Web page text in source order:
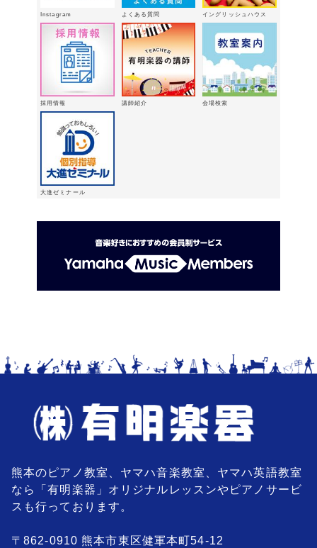
Instagram よくある質問 イングリッシュハウス
採用情報 講師紹介 会場検索
大進ゼミナール
熊本のピアノ教室、ヤマハ音楽教室、ヤマハ英語教室
なら「有明楽器」オリジナルレッスンやピアノサービ
スも行っております。
〒862-0910 熊本市東区健軍本町54-12